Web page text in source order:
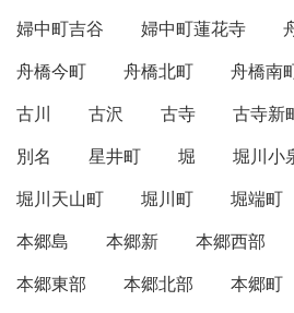
婦中町吉谷
婦中町蓮花寺
舟橋今町
舟橋北町 舟橋南
古川
古沢 古寺 古寺新
別名
星井町 堀
堀川小
堀川天山町
堀川町 堀端町
本郷島
本郷新 本郷西部
本郷東部
本郷北部 本郷町